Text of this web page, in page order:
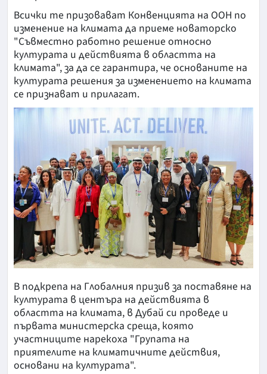
Всички те призовават Конвенцията на ООН по
изменение на климата да приеме новаторско
"Съвместно работно решение относно
културата и действията в областта на
климата", за да се гарантира, че основаните на
културата решения за изменението на климата
се признават и прилагат.
В подкрепа на Глобалния призив за поставяне на
културата в центъра на действията в
областта на климата, в Дубай си проведе и
първата министерска среща, която
участниците нарекоха "Групата на
приятелите на климатичните действия,
основани на културата".